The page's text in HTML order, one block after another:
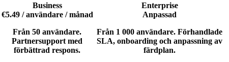
Business
€5.49 / användare / månad
Från 50 användare.
Partnersupport med
förbättrad respons.
Enterprise
Anpassad
Från 1 000 användare. Förhandlade
SLA, onboarding och anpassning av
färdplan.